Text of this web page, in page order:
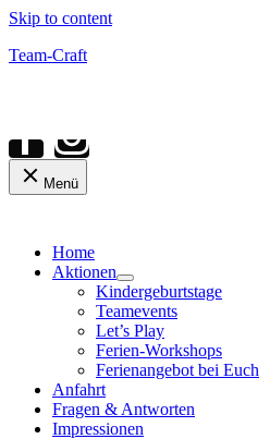
Skip to content
Team-Craft
Menü
Home
Aktionen
Kindergeburtstage
Teamevents
Let’s Play
Ferien-Workshops
Ferienangebot bei Euch
Anfahrt
Fragen & Antworten
Impressionen